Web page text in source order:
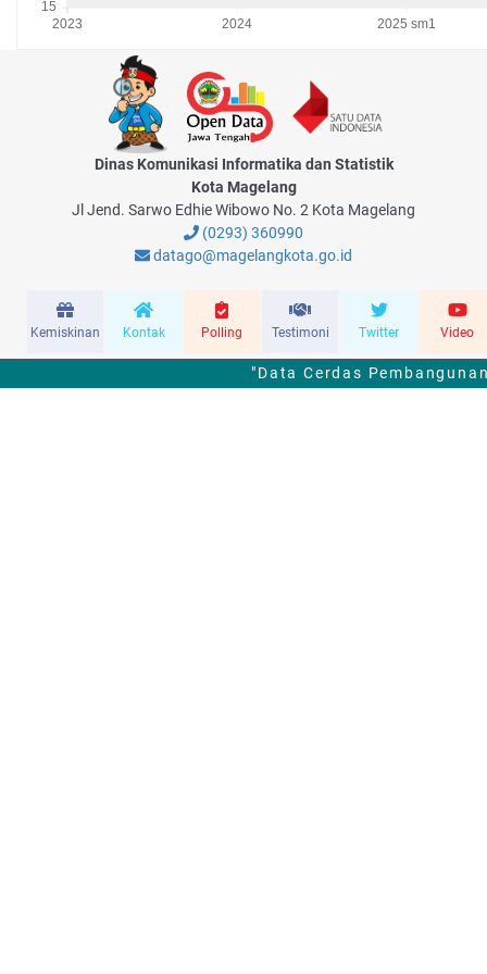
Dinas Komunikasi Informatika dan Statistik
Kota Magelang
Jl Jend. Sarwo Edhie Wibowo No. 2 Kota Magelang
(0293) 360990
datago@magelangkota.go.id
Kemiskinan Kontak Polling Testimoni Twitter Video
"Data Cerdas